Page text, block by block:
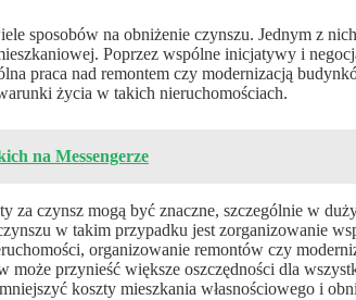
sposobów na obniżenie czynszu. Jednym z
Poprzez wspólne inicjatywy i
praca nad remontem czy modernizacją
życia w takich nieruchomościach.
na Messengerze
za czynsz mogą być znaczne, szczególnie w
w takim przypadku jest zorganizowanie
organizowanie remontów czy
może przynieść większe oszczędności dla
koszty mieszkania własnościowego i